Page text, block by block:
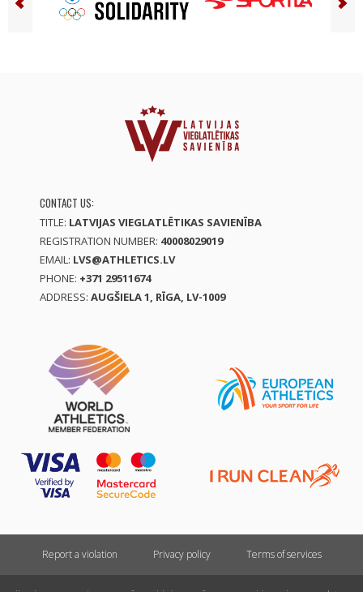
CONTACT US:
TITLE: LATVIJAS VIEGLATLĒTIKAS SAVIENĪBA
REGISTRATION NUMBER: 40008029019
EMAIL: LVS@ATHLETICS.LV
PHONE: +371 29511674
ADDRESS: AUGŠIELA 1, RĪGA, LV-1009
Report a violation Privacy policy Terms of services